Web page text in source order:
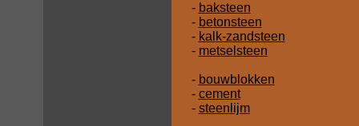
- baksteen
- betonsteen
- kalk-zandsteen
- metselsteen
- bouwblokken
- cement
- steenlijm